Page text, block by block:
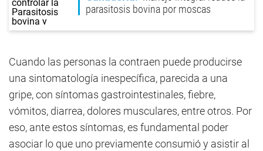
parasitosis bovina por moscas
Cuando las personas la contraen puede producirse
una sintomatología inespecífica, parecida a una
gripe, con síntomas gastrointestinales, fiebre,
vómitos, diarrea, dolores musculares, entre otros. Por
eso, ante estos síntomas, es fundamental poder
asociar lo que uno previamente consumió y asistir al